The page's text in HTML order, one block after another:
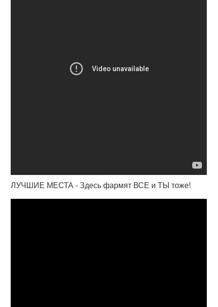
ЛУЧШИЕ МЕСТА - Здесь фармят ВСЕ и ТЫ тоже!